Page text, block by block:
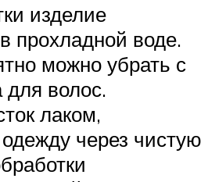
изделие
прохладной воде.
можно убрать с
волос.
лаком,
через чистую